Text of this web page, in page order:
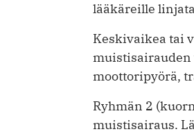
lääkäreille
Keskivaikea tai
muistisairauden
moottoripyörä,
Ryhmän 2
muistisairaus.